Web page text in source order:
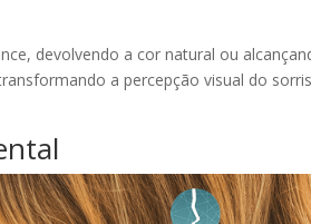
devolvendo a cor natural ou
a percepção visual do